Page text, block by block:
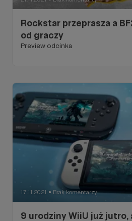
Rockstar przeprasza a
od graczy
Preview odcinka
17.11.2021 ● Brak komentarzy
9 urodziny WiiU już jutro,